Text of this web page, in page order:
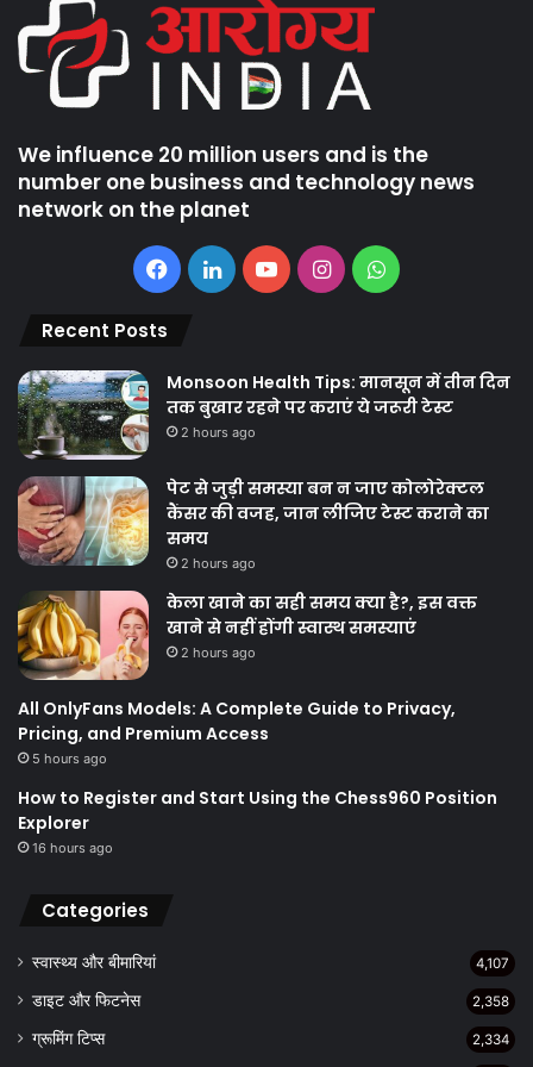
We influence 20 million users and is the
number one business and technology news
network on the planet
Facebook
LinkedInYouTubeInstagramWhatsApp
Recent Posts
Monsoon Health Tips: मानसून में तीन दिन
तक बुखार रहने पर कराएं ये जरूरी टेस्ट
2 hours ago
पेट से जुड़ी समस्या बन न जाए कोलोरेक्टल
कैंसर की वजह, जान लीजिए टेस्ट कराने का
समय
2 hours ago
केला खाने का सही समय क्‍या है?, इस वक्त
खाने से नहीं होंगी स्वास्थ समस्याएं
2 hours ago
All OnlyFans Models: A Complete Guide to Privacy,
Pricing, and Premium Access
5 hours ago
How to Register and Start Using the Chess960 Position
Explorer
16 hours ago
Categories
स्वास्थ्य और बीमारियां 4,107
डाइट और फिटनेस 2,358
ग्रूमिंग टिप्स 2,334